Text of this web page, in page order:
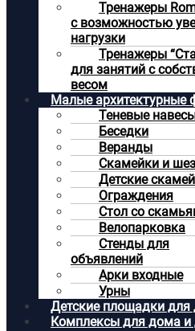
Тренажеры
с возможностью
нагрузки
Тренажеры
для занятий с
весом
Малые архитектурные
Теневые
Беседки
Веранды
Скамейки и
Детские
Ограждения
Стол со
Велопарковка
Стенды для
объявлений
Арки входные
Урны
Детские площадки для
Комплексы для дома и